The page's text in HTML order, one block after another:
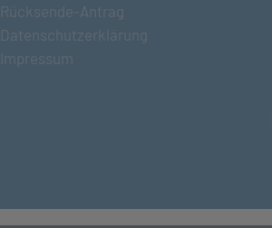
Rücksende-Antrag
Datenschutzerklärung
Impressum